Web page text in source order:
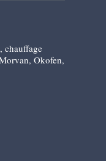
chauffage
Okofen,